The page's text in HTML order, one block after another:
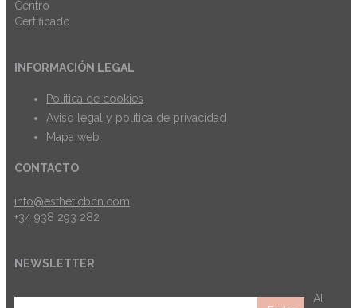
INFORMACIÓN LEGAL
Politica de cookies
Aviso legal y política de privacidad
Mapa web
CONTACTO
info@estheticbcn.com
+34 938 293 282
NEWSLETTER
Al